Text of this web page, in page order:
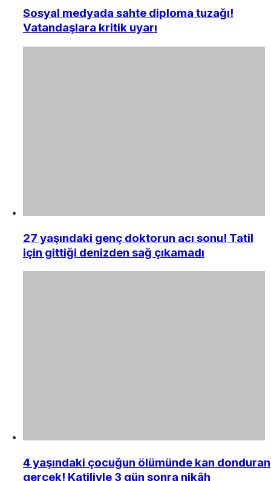
Sosyal medyada sahte diploma tuzağı!
Vatandaşlara kritik uyarı
27 yaşındaki genç doktorun acı sonu! Tatil
için gittiği denizden sağ çıkamadı
4 yaşındaki çocuğun ölümünde kan donduran
gerçek! Katiliyle 3 gün sonra nikâh